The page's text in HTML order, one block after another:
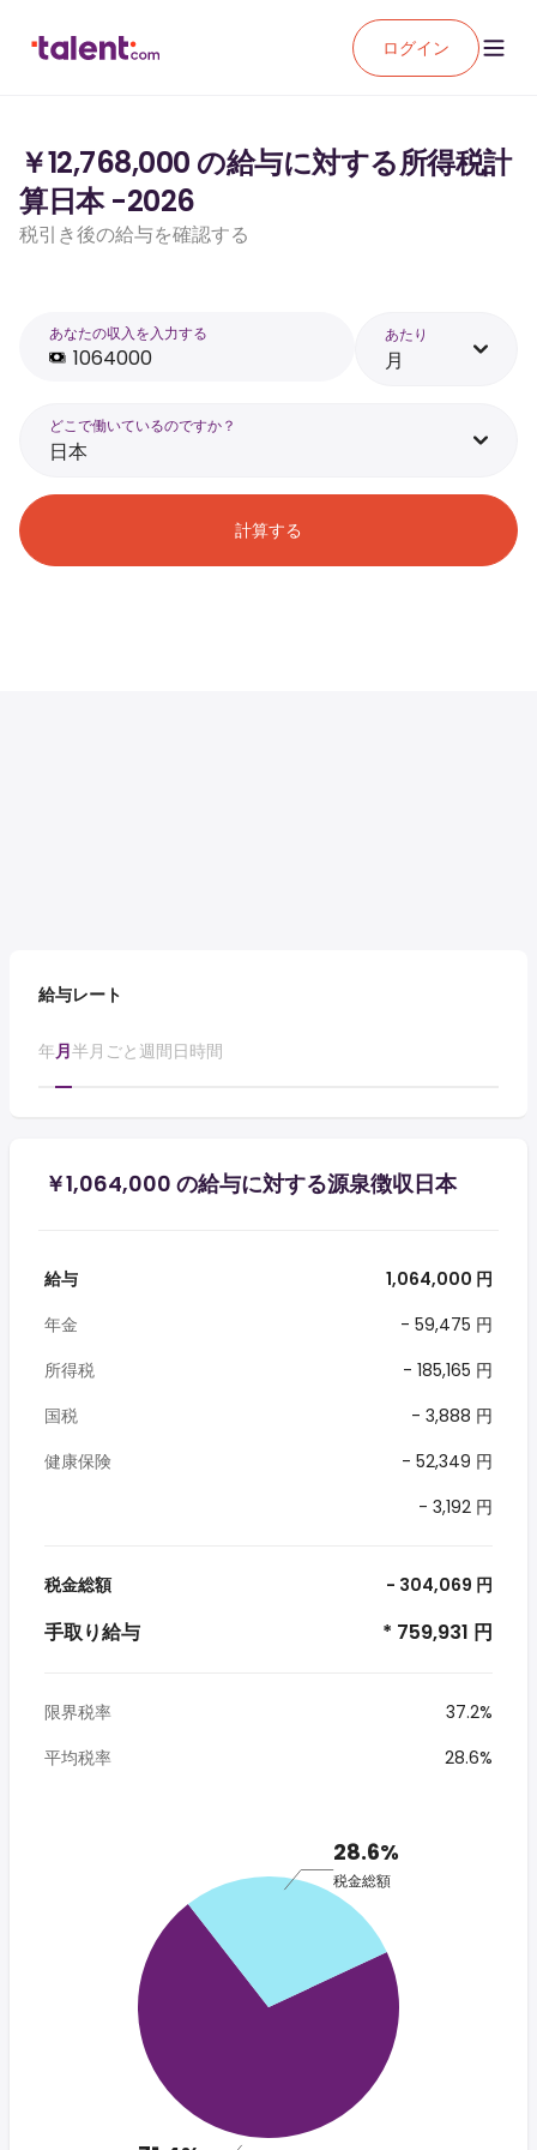
ログイン
￥12,768,000 の給与に対する所得税計
算日本 -2026
税引き後の給与を確認する
あなたの収入を入力する あたり
月
どこで働いているのですか？
日本
計算する
給与レート
年月半月ごと週間日時間
￥1,064,000 の給与に対する源泉徴収日本
給与
1,064,000 円
年金
- 59,475 円
所得税
- 185,165 円
国税
- 3,888 円
健康保険
- 52,349 円
- 3,192 円
税金総額 - 304,069 円
手取り給与 * 759,931 円
限界税率
37.2%
平均税率
28.6%
28.6%
税金総額